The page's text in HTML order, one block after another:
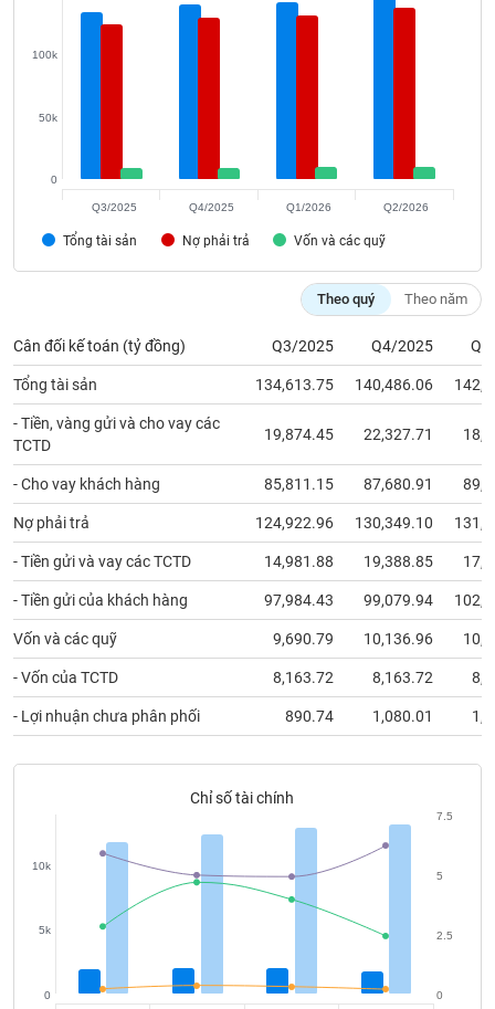
Tổng tài sản Nợ phải trả Vốn và các quỹ
0
50k
100k
Q3/2025 Q4/2025 Q1/2026 Q2/2026
Theo quý Theo năm
Cân đối kế toán (tỷ đồng) Q3/2025 Q4/2025
Tổng tài sản 134,613.75 140,486.06
- Tiền, vàng gửi và cho vay các
TCTD
19,874.45 22,327.71
- Cho vay khách hàng 85,811.15 87,680.91
Nợ phải trả 124,922.96 130,349.10
- Tiền gửi và vay các TCTD 14,981.88 19,388.85
- Tiền gửi của khách hàng 97,984.43 99,079.94
Vốn và các quỹ 9,690.79 10,136.96
- Vốn của TCTD 8,163.72 8,163.72
- Lợi nhuận chưa phân phối 890.74 1,080.01
Chỉ số tài chính
0
5k
10k
0
2.5
5
7.5
(-)
Đào
Sách
tài
Công
cụ
đầu
tư
Truyền
thông
chính
Dữ
liệu